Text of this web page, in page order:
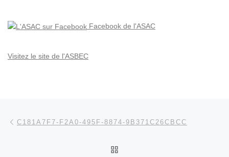
Facebook de l'ASAC
Visitez le site de l'ASBEC
Parcourir les articles
C181A7F7-F2A0-495F-8874-9B371C26CBCC